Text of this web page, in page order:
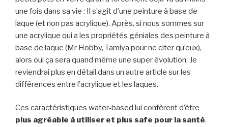
une fois dans sa vie : Il s’agit d’une peinture à base de
laque (et non pas acrylique). Après, si nous sommes sur
une acrylique qui a les propriétés géniales des peinture à
base de laque (Mr Hobby, Tamiya pour ne citer qu’eux),
alors oui ça sera quand même une super évolution. Je
reviendrai plus en détail dans un autre article sur les
différences entre l’acrylique et les laques.
Ces caractéristiques water-based lui confèrent d’être
plus agréable à utiliser et plus safe pour la santé.